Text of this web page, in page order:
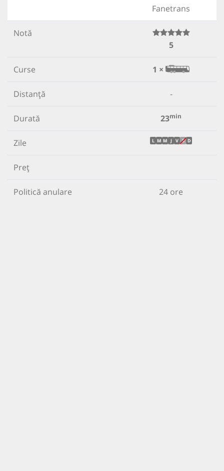
Fanetrans
Notă
5
Curse 1 ×
Distanță -
Durată 23min
Zile L M M J V S D
Preț
Politică anulare 24 ore